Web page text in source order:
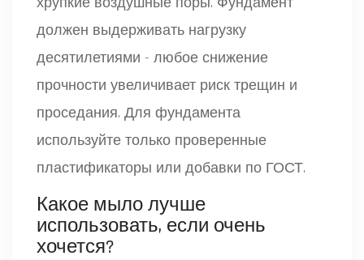
должен выдерживать нагрузку
десятилетиями - любое снижение
прочности увеличивает риск трещин и
проседания. Для фундамента
используйте только проверенные
пластификаторы или добавки по ГОСТ.
Какое мыло лучше
использовать, если очень
хочется?